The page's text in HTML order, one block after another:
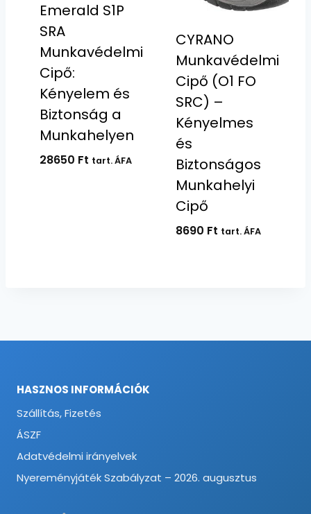
Emerald S1P
SRA
Munkavédelmi
Cipő:
Kényelem és
Biztonság a
Munkahelyen
28650 Ft tart. ÁFA
CYRANO
Munkavédelmi
Cipő (O1 FO
SRC) –
Kényelmes
és
Biztonságos
Munkahelyi
Cipő
8690 Ft tart. ÁFA
HASZNOS INFORMÁCIÓK
Szállítás, Fizetés
ÁSZF
Adatvédelmi irányelvek
Nyereményjáték Szabályzat – 2026. augusztus